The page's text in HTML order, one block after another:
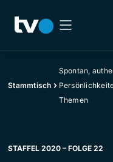
Stammtisch
Spontan,
Themen
STAFFEL 2020 – FOLGE 22